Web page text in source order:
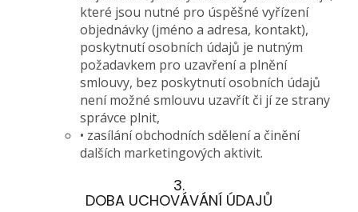
které jsou nutné pro úspěšné vyřízení
objednávky (jméno a adresa, kontakt),
poskytnutí osobních údajů je nutným
požadavkem pro uzavření a plnění
smlouvy, bez poskytnutí osobních údajů
není možné smlouvu uzavřít či jí ze strany
správce plnit,
• zasílání obchodních sdělení a činění
dalších marketingových aktivit.
3.
DOBA UCHOVÁVÁNÍ ÚDAJŮ